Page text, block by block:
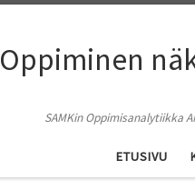
Oppiminen
SAMKin Oppimisanalytiikka
ETUSIVU